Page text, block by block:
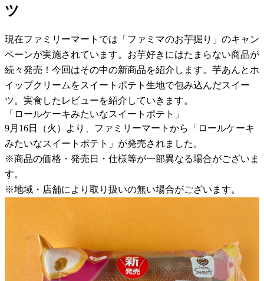
ツ
現在ファミリーマートでは「ファミマのお芋掘り」のキャン
ペーンが実施されています。お芋好きにはたまらない商品が
続々発売！今回はその中の新商品を紹介します。芋あんとホ
イップクリームをスイートポテト生地で包み込んだスイー
ツ。実食したレビューを紹介していきます。
「ロールケーキみたいなスイートポテト」
9月16日（火）より、ファミリーマートから「ロールケーキ
みたいなスイートポテト」が発売されました。
※商品の価格・発売日・仕様等が一部異なる場合がございま
す。
※地域・店舗により取り扱いの無い場合がございます。